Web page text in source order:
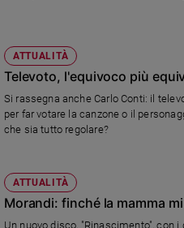
ATTUALITÀ
Televoto, l'equivoco più
Si rassegna anche Carlo Conti: il
per far votare la canzone o il
che sia tutto regolare?
ATTUALITÀ
Morandi: finché la mamma
Un nuovo disco, "Rinascimento", con